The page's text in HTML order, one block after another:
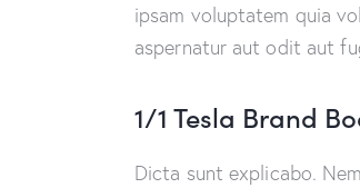
ipsam voluptatem quia
aspernatur aut odit aut
1/1 Tesla Brand
Dicta sunt explicabo.